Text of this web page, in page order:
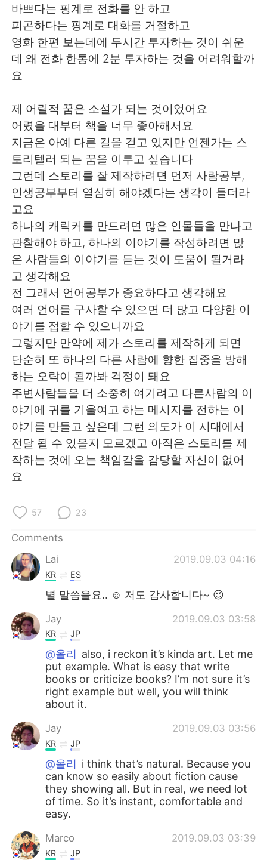
바쁘다는 핑계로 전화를 안 하고
피곤하다는 핑계로 대화를 거절하고
영화 한편 보는데에 두시간 투자하는 것이 쉬운
데 왜 전화 한통에 2분 투자하는 것을 어려워할까
요
제 어릴적 꿈은 소설가 되는 것이었어요
어렸을 대부터 책을 너무 좋아해서요
지금은 아예 다른 길을 걷고 있지만 언젠가는 스
토리텔러 되는 꿈을 이루고 싶습니다
그런데 스토리를 잘 제작하려면 먼저 사람공부,
인생공부부터 열심히 해야겠다는 생각이 들더라
고요
하나의 캐릭커를 만드려면 많은 인물들을 만나고
관찰해야 하고, 하나의 이야기를 작성하려면 많
은 사람들의 이야기를 듣는 것이 도움이 될거라
고 생각해요
전 그래서 언어공부가 중요하다고 생각해요
여러 언어를 구사할 수 있으면 더 많고 다양한 이
야기를 접할 수 있으니까요
그렇지만 만약에 제가 스토리를 제작하게 되면
단순히 또 하나의 다른 사람에 향한 집중을 방해
하는 오락이 될까봐 걱정이 돼요
주변사람들을 더 소중히 여기려고 다른사람의 이
야기에 귀를 기울여고 하는 메시지를 전하는 이
야기를 만들고 싶은데 그런 의도가 이 시대에서
전달 될 수 있을지 모르겠고 아직은 스토리를 제
작하는 것에 오는 책임감을 감당할 자신이 없어
요
57 23
Comments
Lai
2019.09.03 04:16
KR ES
별 말씀을요.. ☺️ 저도 감사합니다~ 😉
Jay 2019.09.03 03:58
KR JP
@올리 also, i reckon it’s kinda art. Let me
put example. What is easy that write
books or criticize books? I’m not sure it’s
right example but well, you will think
about it.
Jay 2019.09.03 03:56
KR JP
@올리 i think that’s natural. Because you
can know so easily about fiction cause
they showing all. But in real, we need lot
of time. So it’s instant, comfortable and
easy.
Marco 2019.09.03 03:39
KR JP